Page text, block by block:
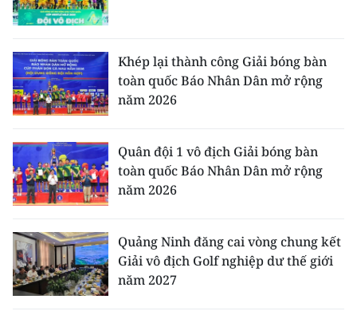
Khép lại thành công Giải bóng bàn
toàn quốc Báo Nhân Dân mở rộng
năm 2026
Quân đội 1 vô địch Giải bóng bàn
toàn quốc Báo Nhân Dân mở rộng
năm 2026
Quảng Ninh đăng cai vòng chung kết
Giải vô địch Golf nghiệp dư thế giới
năm 2027